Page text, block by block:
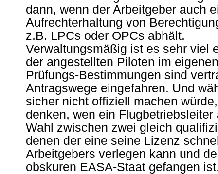
dann, wenn der Arbeitgeber auch
Aufrechterhaltung von
z.B. LPCs oder OPCs abhält.
Verwaltungsmäßig ist es sehr viel
der angestellten Piloten im
Prüfungs-Bestimmungen sind
Antragswege eingefahren. Und
sicher nicht offiziell machen
denken, wen ein
Wahl zwischen zwei gleich
denen der eine seine Lizenz
Arbeitgebers verlegen kann und
obskuren EASA-Staat gefangen